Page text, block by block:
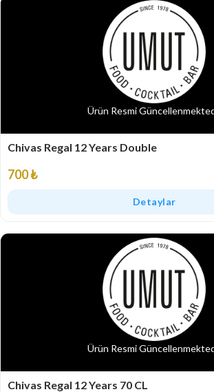
Ürün Resmi
Chivas Regal 12 Years Double
700 ₺
Detaylar
Ürün Resmi
Chivas Regal 12 Years 70 CL